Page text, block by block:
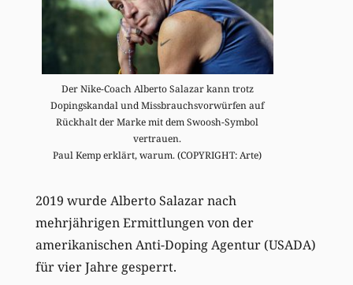
Der Nike-Coach Alberto Salazar kann trotz
Dopingskandal und Missbrauchsvorwürfen auf
Rückhalt der Marke mit dem Swoosh-Symbol
vertrauen.
Paul Kemp erklärt, warum. (COPYRIGHT: Arte)
2019 wurde Alberto Salazar nach
mehrjährigen Ermittlungen von der
amerikanischen Anti-Doping Agentur (USADA)
für vier Jahre gesperrt.